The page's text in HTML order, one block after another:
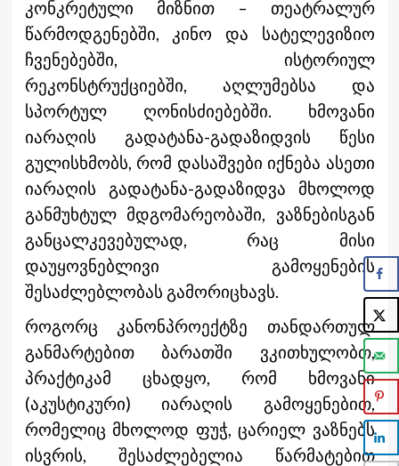
კონკრეტული მიზნით – თეატრალურ
წარმოდგენებში, კინო და სატელევიზიო
ჩვენებებში, ისტორიულ
რეკონსტრუქციებში, აღლუმებსა და
სპორტულ ღონისძიებებში. ხმოვანი
იარაღის გადატანა-გადაზიდვის წესი
გულისხმობს, რომ დასაშვები იქნება ასეთი
იარაღის გადატანა-გადაზიდვა მხოლოდ
განმუხტულ მდგომარეობაში, ვაზნებისგან
განცალკევებულად, რაც მისი
დაუყოვნებლივი გამოყენების
შესაძლებლობას გამორიცხავს.
როგორც კანონპროექტზე თანდართულ
განმარტებით ბარათში ვკითხულობთ,
პრაქტიკამ ცხადყო, რომ ხმოვანი
(აკუსტიკური) იარაღის გამოყენებით,
რომელიც მხოლოდ ფუჭ, ცარიელ ვაზნებს
ისვრის, შესაძლებელია წარმატებით